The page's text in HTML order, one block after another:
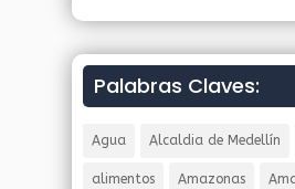
Palabras Claves:
Agua Alcaldia de Medellín
alimentos Amazonas